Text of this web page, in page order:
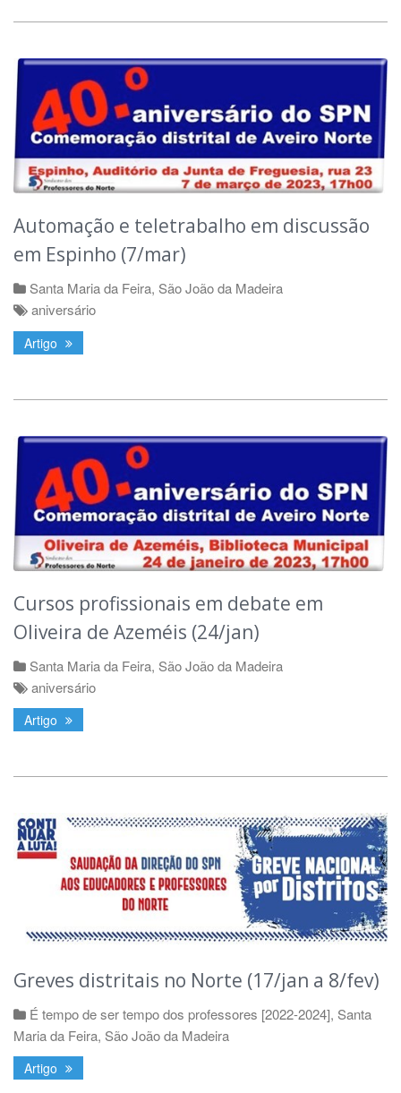
Automação e teletrabalho em discussão
em Espinho (7/mar)
Santa Maria da Feira, São João da Madeira
aniversário
Artigo
Cursos profissionais em debate em
Oliveira de Azeméis (24/jan)
Santa Maria da Feira, São João da Madeira
aniversário
Artigo
Greves distritais no Norte (17/jan a 8/fev)
É tempo de ser tempo dos professores [2022-2024], Santa
Maria da Feira, São João da Madeira
Artigo